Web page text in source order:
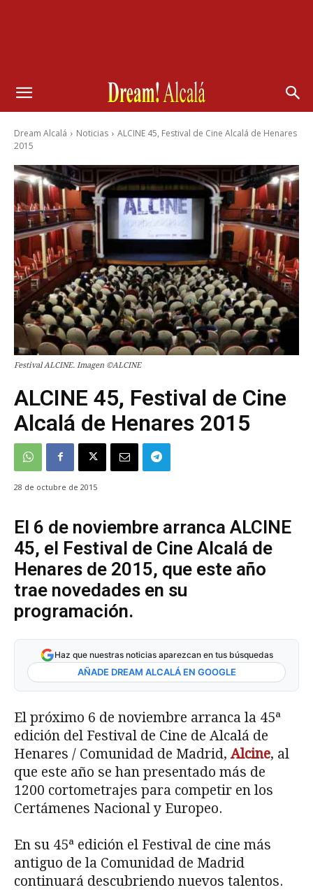
Dream Alcalá Noticias
ALCINE 45, Festival de Cine Alcalá de Henares
2015
Festival ALCINE. Imagen ©ALCINE
ALCINE 45, Festival de Cine
Alcalá de Henares 2015
28 de octubre de 2015
El 6 de noviembre arranca ALCINE
45, el Festival de Cine Alcalá de
Henares de 2015, que este año
trae novedades en su
programación.
Haz que nuestras noticias aparezcan en tus búsquedas
AÑADE DREAM ALCALÁ EN GOOGLE
El próximo 6 de noviembre arranca la 45ª
edición del Festival de Cine de Alcalá de
Henares / Comunidad de Madrid, Alcine, al
que este año se han presentado más de
1200 cortometrajes para competir en los
Certámenes Nacional y Europeo.
En su 45ª edición el Festival de cine más
antiguo de la Comunidad de Madrid
continuará descubriendo nuevos talentos.